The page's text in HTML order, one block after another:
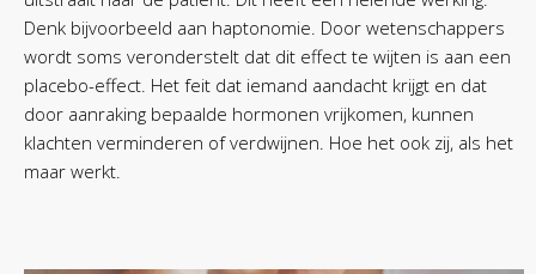
Denk bijvoorbeeld aan haptonomie. Door wetenschappers
wordt soms veronderstelt dat dit effect te wijten is aan een
placebo-effect. Het feit dat iemand aandacht krijgt en dat
door aanraking bepaalde hormonen vrijkomen, kunnen
klachten verminderen of verdwijnen. Hoe het ook zij, als het
maar werkt.